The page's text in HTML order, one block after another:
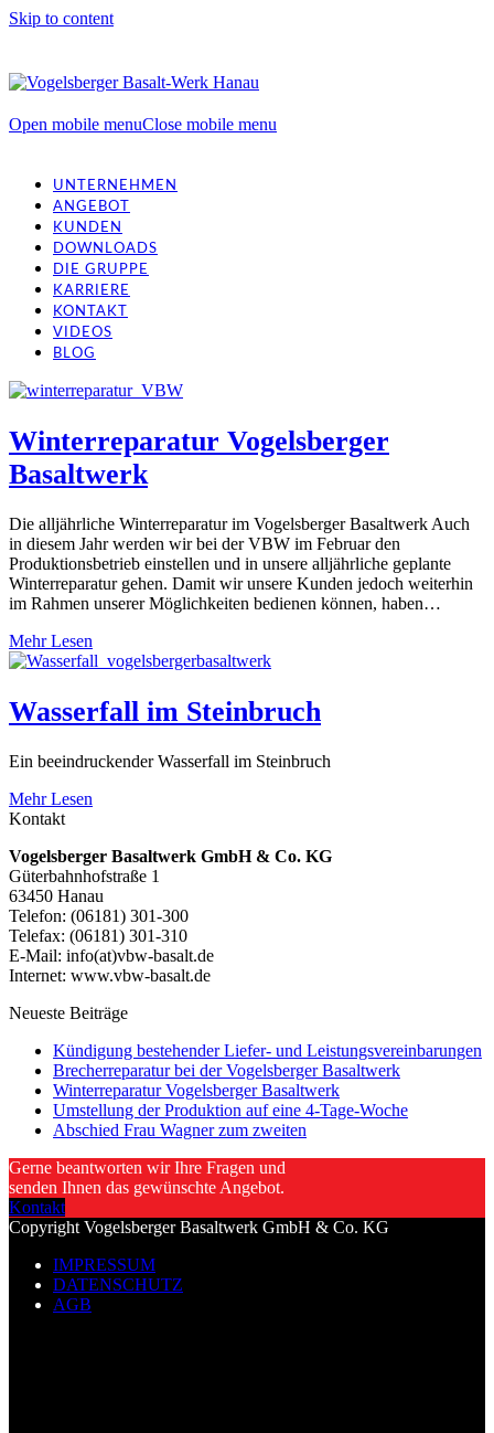
Skip to content
Open mobile menuClose mobile menu
UNTERNEHMEN
ANGEBOT
KUNDEN
DOWNLOADS
DIE GRUPPE
KARRIERE
KONTAKT
VIDEOS
BLOG
Winterreparatur Vogelsberger
Basaltwerk
Die alljährliche Winterreparatur im Vogelsberger Basaltwerk Auch
in diesem Jahr werden wir bei der VBW im Februar den
Produktionsbetrieb einstellen und in unsere alljährliche geplante
Winterreparatur gehen. Damit wir unsere Kunden jedoch weiterhin
im Rahmen unserer Möglichkeiten bedienen können, haben…
Mehr Lesen
Wasserfall im Steinbruch
Ein beeindruckender Wasserfall im Steinbruch
Mehr Lesen
Kontakt
Vogelsberger Basaltwerk GmbH & Co. KG
Güterbahnhofstraße 1
63450 Hanau
Telefon: (06181) 301-300
Telefax: (06181) 301-310
E-Mail: info(at)vbw-basalt.de
Internet: www.vbw-basalt.de
Neueste Beiträge
Kündigung bestehender Liefer- und Leistungsvereinbarungen
Brecherreparatur bei der Vogelsberger Basaltwerk
Winterreparatur Vogelsberger Basaltwerk
Umstellung der Produktion auf eine 4-Tage-Woche
Abschied Frau Wagner zum zweiten
Gerne beantworten wir Ihre Fragen und
senden Ihnen das gewünschte Angebot.
Kontakt
Copyright Vogelsberger Basaltwerk GmbH & Co. KG
IMPRESSUM
DATENSCHUTZ
AGB